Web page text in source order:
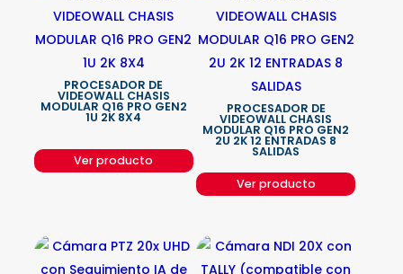
PROCESADOR DE
VIDEOWALL CHASIS
MODULAR Q16 PRO GEN2
1U 2K 8X4
Ver producto
PROCESADOR DE
VIDEOWALL CHASIS
MODULAR Q16 PRO GEN2
2U 2K 12 ENTRADAS 8
SALIDAS
Ver producto